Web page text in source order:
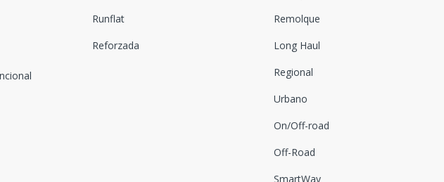
Runflat
Reforzada
Remolque
Long Haul
Regional
Urbano
On/Off-road
Off-Road
SmartWay